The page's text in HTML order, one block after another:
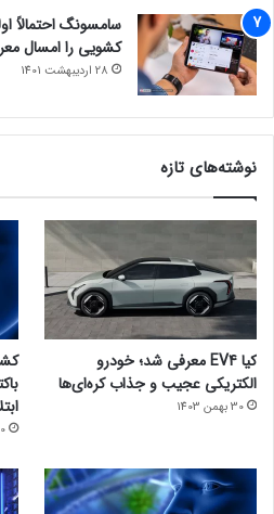
سامسونگ احتمالاً
کشویی را امسال
28 اردیبهشت 1401
نوشته‌های تازه
کیا EV4 معرفی شد؛ خودرو
الکتریکی عجیب و جذاب کره‌ای‌ها
30 بهمن 1403
30